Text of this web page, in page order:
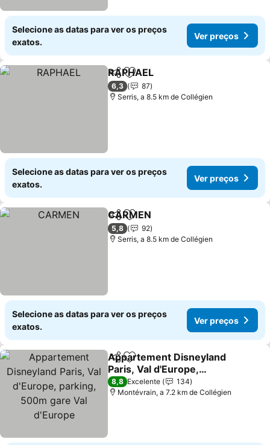
Selecione as datas para ver os preços
exatos.
Ver preços
PartilharAdicionar aos favoritos
RAPHAEL
6,3
87
Serris, a 8.5 km de Collégien
Selecione as datas para ver os preços
exatos.
Ver preços
PartilharAdicionar aos favoritos
CARMEN
5,8
92
Serris, a 8.5 km de Collégien
Selecione as datas para ver os preços
exatos.
Ver preços
PartilharAdicionar aos favoritos
Appartement Disneyland
Paris, Val d'Europe,
parking, 500m gare Val
d'Europe
8,8 Excelente
134
Montévrain, a 7.2 km de Collégien